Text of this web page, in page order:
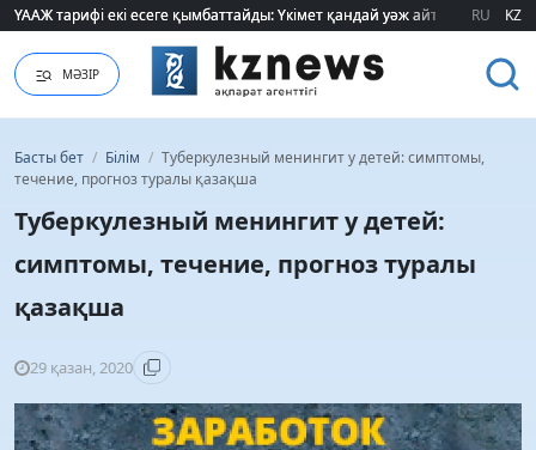
ҮААЖ тарифі екі есеге қымбаттайды: Үкімет қандай уәж айтады?
ҮААЖ тарифі екі есеге қымбаттайды: Үкімет қандай уәж айтады? RU KZ
МӘЗІР
Басты бет / Білім / Туберкулезный менингит у детей: симптомы,
течение, прогноз туралы қазақша
Туберкулезный менингит у детей:
симптомы, течение, прогноз туралы
қазақша
29 қазан, 2020